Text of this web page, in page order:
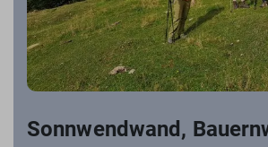
Sonnwendwand,